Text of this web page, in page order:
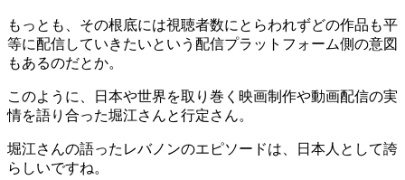
もっとも、その根底には視聴者数にとらわれずどの作品も平
等に配信していきたいという配信プラットフォーム側の意図
もあるのだとか。
このように、日本や世界を取り巻く映画制作や動画配信の実
情を語り合った堀江さんと行定さん。
堀江さんの語ったレバノンのエピソードは、日本人として誇
らしいですね。